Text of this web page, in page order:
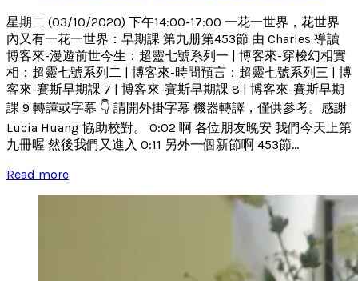
星期二 (03/10/2020) 下午14:00-17:00 一花一世界，花世界
內又有一花一世界：早期課 第九册第453節 由 Charles 導讀
博客來-漫遊前世今生：超靈七號系列一 | 博客來-穿梭幻相實
相：超靈七號系列二 | 博客來-時間預言：超靈七號系列三 | 博
客來-賽斯早期課 7 | 博客來-賽斯早期課 8 | 博客來-賽斯早期
課 9 轉譯或字幕 👇 請開外掛字幕 機器轉譯，僅供參考。感謝
Lucia Huang 協助校對。 0:02 啊 各位朋友晚安 我們今天上第
九冊喔 然後我們又進入 0:11 另外一個新節啊 453節...
Read more